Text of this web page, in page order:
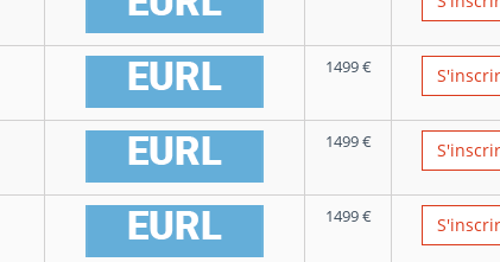
1499€
1499€
1499€